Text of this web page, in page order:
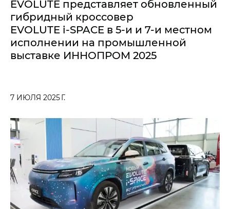
EVOLUTE представляет обновленный
гибридный кроссовер
EVOLUTE i‑SPACE в 5‑и и 7‑и местном
исполнении на промышленной
выставке ИННОПРОМ 2025
7 ИЮЛЯ 2025 Г.